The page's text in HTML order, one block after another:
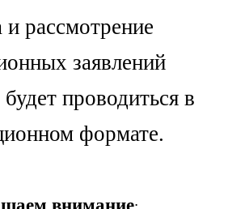
рассмотрение
заявлений
проводиться в
формате.